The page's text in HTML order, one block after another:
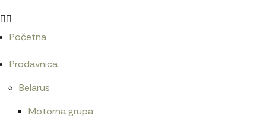
Početna
Prodavnica
Belarus
Motorna grupa